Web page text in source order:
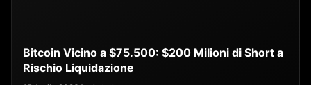
Bitcoin Vicino a $75.500: $200 Milioni di Short a
Rischio Liquidazione